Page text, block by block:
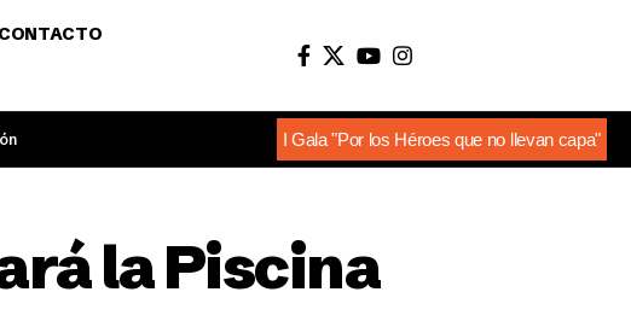
CONTACTO
I Gala "Por los Héroes que no llevan capa"
la Piscina